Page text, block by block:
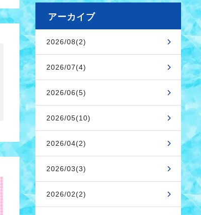
アーカイブ
2026/08(2)
2026/07(4)
2026/06(5)
2026/05(10)
2026/04(2)
2026/03(3)
2026/02(2)